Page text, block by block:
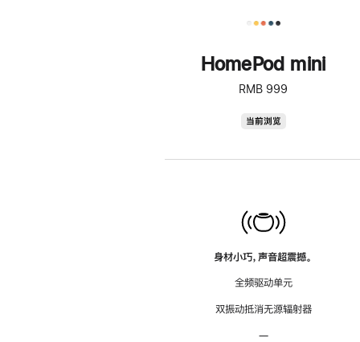
HomePod mini
RMB 999
当前浏览
身材小巧，声音超震撼。
全频驱动单元
双振动抵消无源辐射器
—